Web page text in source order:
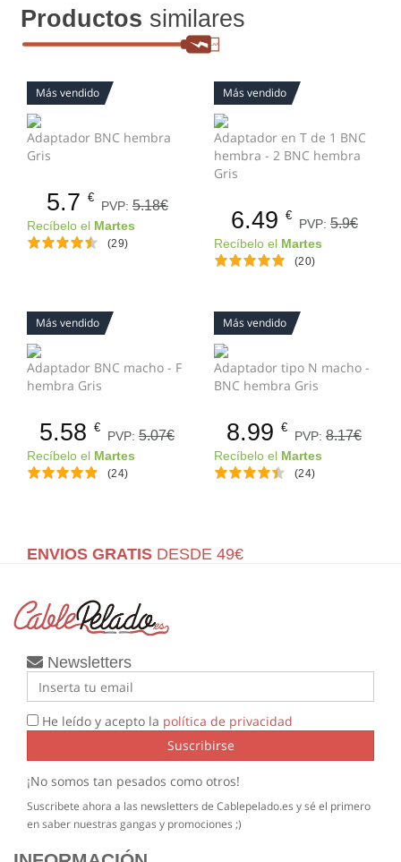
Productos similares
Más vendido
Adaptador BNC hembra
Gris
5.7 €
PVP: 5.18€
Recíbelo el Martes
(29)
Más vendido
Adaptador en T de 1 BNC
hembra - 2 BNC hembra
Gris
6.49 €
PVP: 5.9€
Recíbelo el Martes
(20)
Más vendido
Adaptador BNC macho - F
hembra Gris
5.58 €
PVP: 5.07€
Recíbelo el Martes
(24)
Más vendido
Adaptador tipo N macho -
BNC hembra Gris
8.99 €
PVP: 8.17€
Recíbelo el Martes
(24)
ENVIOS GRATIS DESDE 49€
Newsletters
He leído y acepto la política de privacidad
Suscribirse
¡No somos tan pesados como otros!
Suscribete ahora a las newsletters de Cablepelado.es y sé el primero
en saber nuestras gangas y promociones ;)